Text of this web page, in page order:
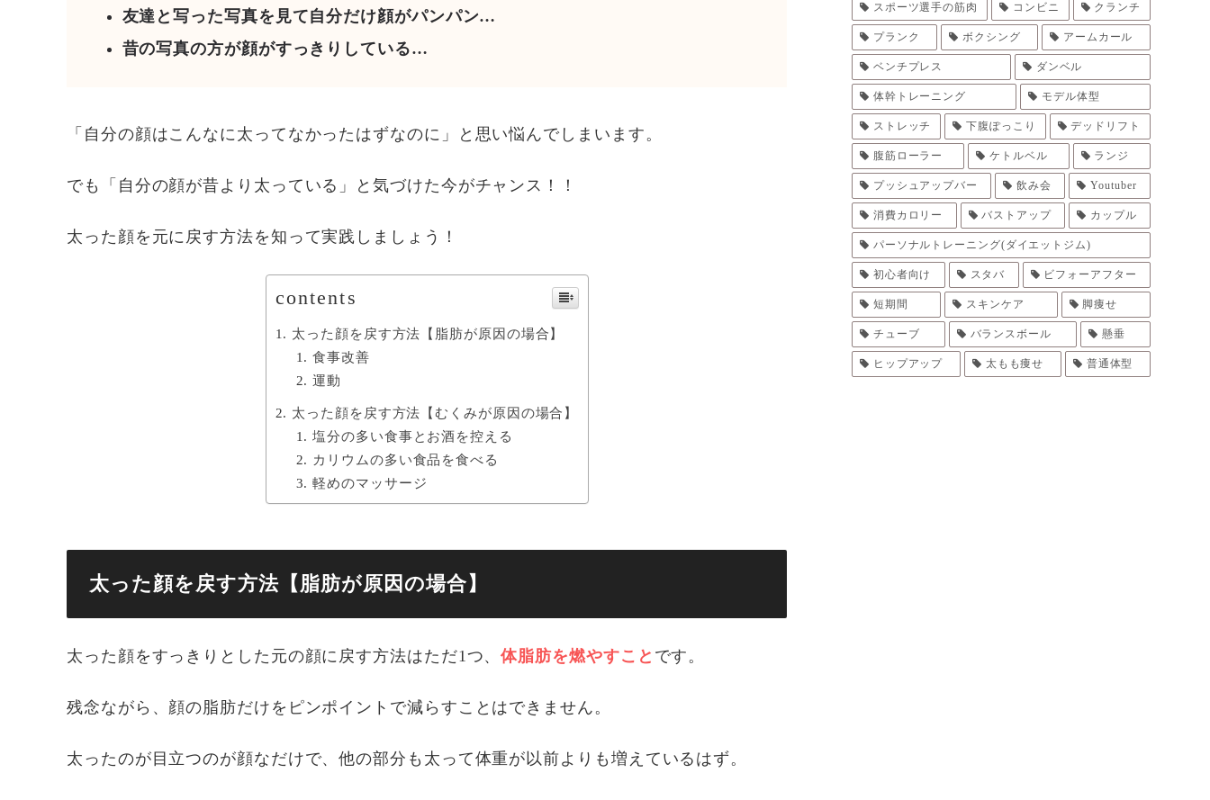
友達と写った写真を見て自分だけ顔がパンパン…
昔の写真の方が顔がすっきりしている…
「自分の顔はこんなに太ってなかったはずなのに」と思い悩んでしまいます。
でも「自分の顔が昔より太っている」と気づけた今がチャンス！！
太った顔を元に戻す方法を知って実践しましょう！
contents
太った顔を戻す方法【脂肪が原因の場合】
食事改善
運動
太った顔を戻す方法【むくみが原因の場合】
塩分の多い食事とお酒を控える
カリウムの多い食品を食べる
軽めのマッサージ
太った顔を戻す方法【脂肪が原因の場合】
太った顔をすっきりとした元の顔に戻す方法はただ1つ、体脂肪を燃やすこと です。
残念ながら、顔の脂肪だけをピンポイントで減らすことはできません。
太ったのが目立つのが顔なだけで、他の部分も太って体重が以前よりも増えているはず。
スポーツ選手の筋肉 コンビニ クランチ
プランク ボクシング アームカール
ベンチプレス ダンベル
体幹トレーニング モデル体型
ストレッチ 下腹ぽっこり デッドリフト
腹筋ローラー ケトルベル ランジ
プッシュアップバー 飲み会 Youtuber
消費カロリー バストアップ カップル
パーソナルトレーニング(ダイエットジム)
初心者向け スタバ ビフォーアフター
短期間 スキンケア 脚痩せ
チューブ バランスボール 懸垂
ヒップアップ 太もも痩せ 普通体型